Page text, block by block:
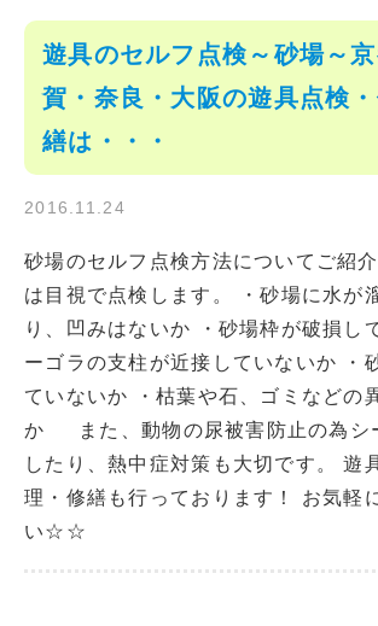
遊具のセルフ点検～砂場～
賀・奈良・大阪の遊具点検
繕は・・・
2016.11.24
砂場のセルフ点検方法についてご紹
は目視で点検します。 ・砂場に水が
り、凹みはないか ・砂場枠が破損し
ーゴラの支柱が近接していないか ・
ていないか ・枯葉や石、ゴミなどの
か また、動物の尿被害防止の為シ
したり、熱中症対策も大切です。 遊
理・修繕も行っております！ お気軽
い☆☆